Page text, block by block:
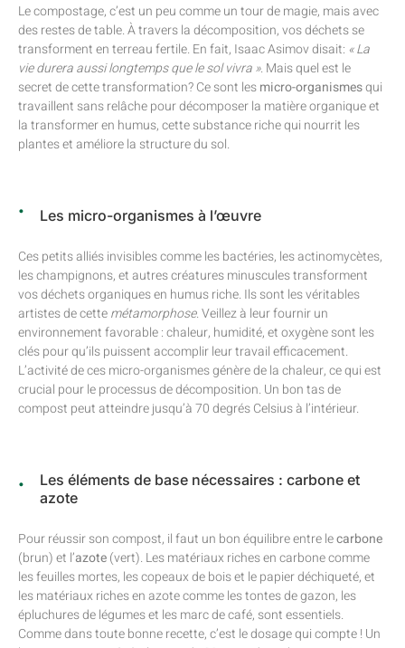
Le compostage, c’est un peu comme un tour de magie, mais avec
des restes de table. À travers la décomposition, vos déchets se
transforment en terreau fertile. En fait, Isaac Asimov disait: « La
vie durera aussi longtemps que le sol vivra ». Mais quel est le
secret de cette transformation? Ce sont lesmicro-organismesqui
travaillent sans relâche pour décomposer la matière organique et
la transformer en humus, cette substance riche qui nourrit les
plantes et améliore la structure du sol.
Les micro-organismes à l’œuvre
Ces petits alliés invisibles comme les bactéries, les actinomycètes,
les champignons, et autres créatures minuscules transforment
vos déchets organiques en humus riche. Ils sont les véritables
artistes de cettemétamorphose. Veillez à leur fournir un
environnement favorable : chaleur, humidité, et oxygène sont les
clés pour qu’ils puissent accomplir leur travail efficacement.
L’activité de ces micro-organismes génère de la chaleur, ce qui est
crucial pour le processus de décomposition. Un bon tas de
compost peut atteindre jusqu’à 70 degrés Celsius à l’intérieur.
Les éléments de base nécessaires : carbone et
azote
Pour réussir son compost, il faut un bon équilibre entre lecarbone
(brun) et l’azote(vert). Les matériaux riches en carbone comme
les feuilles mortes, les copeaux de bois et le papier déchiqueté, et
les matériaux riches en azote comme les tontes de gazon, les
épluchures de légumes et les marc de café, sont essentiels.
Comme dans toute bonne recette, c’est le dosage qui compte ! Un